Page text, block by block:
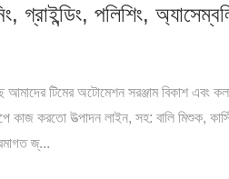
গ্রাইন্ডিং, পলিশিং,
আমাদের টিমের অটোমেশন সরঞ্জাম বিকাশ এবং
কাজ করতো উত্পাদন লাইন, সহ: বালি মিশুক,
জ্...